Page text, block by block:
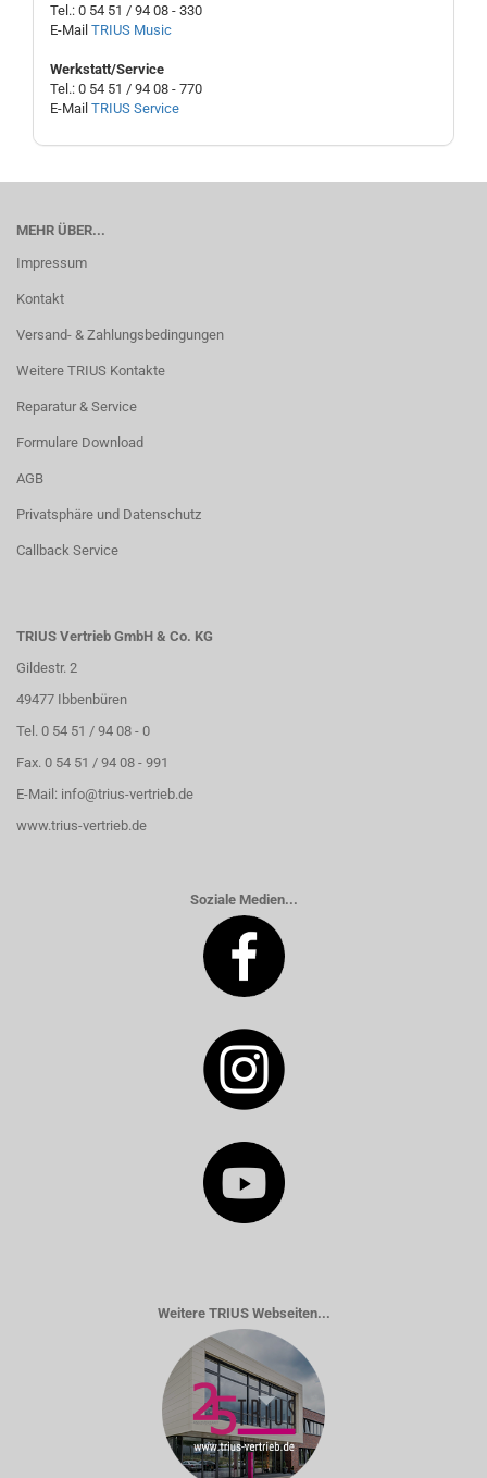
Tel.: 0 54 51 / 94 08 - 330
E-Mail TRIUS Music
Werkstatt/Service
Tel.: 0 54 51 / 94 08 - 770
E-Mail TRIUS Service
MEHR ÜBER...
Impressum
Kontakt
Versand- & Zahlungsbedingungen
Weitere TRIUS Kontakte
Reparatur & Service
Formulare Download
AGB
Privatsphäre und Datenschutz
Callback Service
TRIUS Vertrieb GmbH & Co. KG
Gildestr. 2
49477 Ibbenbüren
Tel. 0 54 51 / 94 08 - 0
Fax. 0 54 51 / 94 08 - 991
E-Mail: info@trius-vertrieb.de
www.trius-vertrieb.de
Soziale Medien...
Weitere TRIUS Webseiten...